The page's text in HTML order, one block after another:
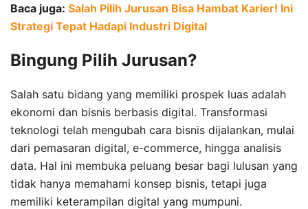
Baca juga: Salah Pilih Jurusan Bisa Hambat Karier! Ini
Strategi Tepat Hadapi Industri Digital
Bingung Pilih Jurusan?
Salah satu bidang yang memiliki prospek luas adalah
ekonomi dan bisnis berbasis digital. Transformasi
teknologi telah mengubah cara bisnis dijalankan, mulai
dari pemasaran digital, e-commerce, hingga analisis
data. Hal ini membuka peluang besar bagi lulusan yang
tidak hanya memahami konsep bisnis, tetapi juga
memiliki keterampilan digital yang mumpuni.